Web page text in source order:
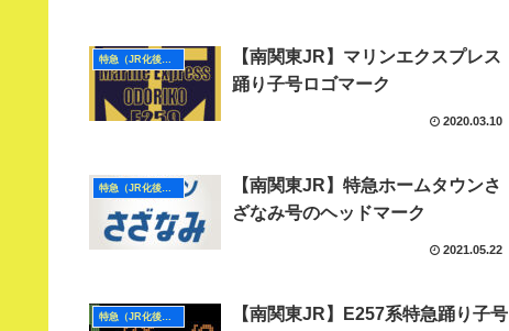
特急（JR化後・南関東）
【南関東JR】マリンエクスプレス
踊り子号ロゴマーク
2020.03.10
特急（JR化後・南関東）
【南関東JR】特急ホームタウンさ
ざなみ号のヘッドマーク
2021.05.22
特急（JR化後・南関東） 【南関東JR】E257系特急踊り子号